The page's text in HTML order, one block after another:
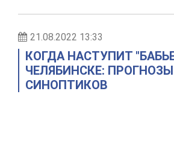
21.08.2022 13:33
КОГДА НАСТУПИТ
ЧЕЛЯБИНСКЕ:
СИНОПТИКОВ